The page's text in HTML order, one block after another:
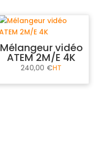
Mélangeur vidéo
ATEM 2M/E 4K
240,00 €